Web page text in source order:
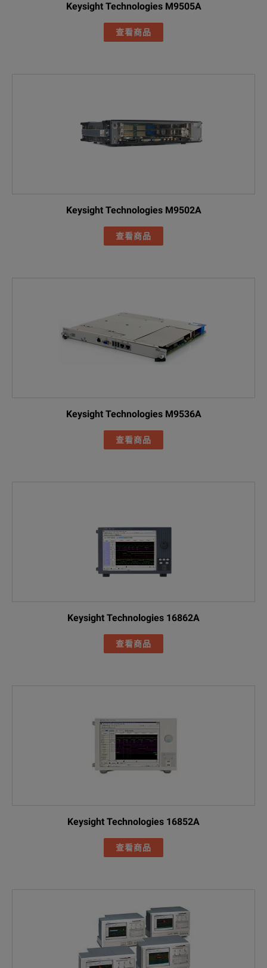
Keysight Technologies M9505A
查看商品
Keysight Technologies M9502A
查看商品
Keysight Technologies M9536A
查看商品
Keysight Technologies 16862A
查看商品
Keysight Technologies 16852A
查看商品